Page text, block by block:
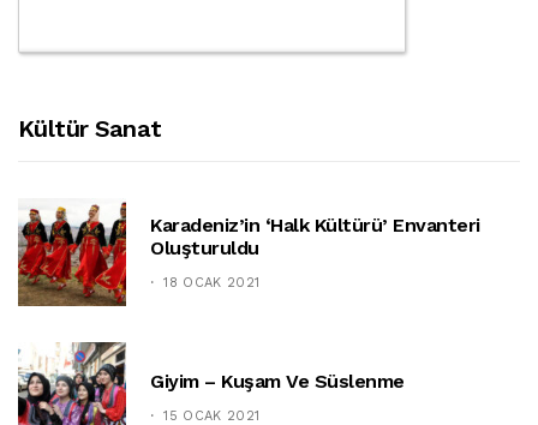
Kültür Sanat
Karadeniz’in ‘halk Kültürü’ Envanteri
Oluşturuldu
18 OCAK 2021
Giyim – Kuşam Ve Süslenme
15 OCAK 2021